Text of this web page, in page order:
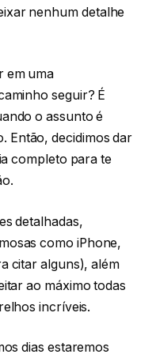
nenhum detalhe
em uma
seguir? É
o assunto é
Então, decidimos dar
completo para te
detalhadas,
como iPhone,
citar alguns), além
ao máximo todas
incríveis.
dias estaremos